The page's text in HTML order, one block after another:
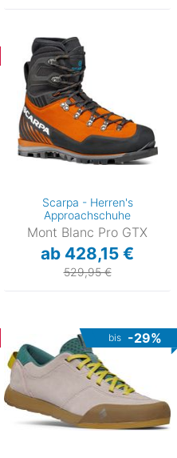
Scarpa - Herren's
Approachschuhe
Mont Blanc Pro GTX
ab 428,15 €
529,95 €
bis -29%